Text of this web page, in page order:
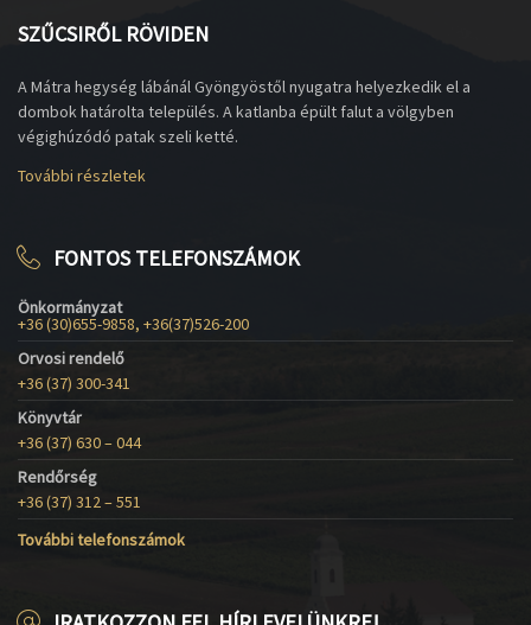
SZŰCSIRŐL RÖVIDEN
A Mátra hegység lábánál Gyöngyöstől nyugatra helyezkedik el a
dombok határolta település. A katlanba épült falut a völgyben
végighúzódó patak szeli ketté.
További részletek
FONTOS TELEFONSZÁMOK
Önkormányzat
+36 (30)655-9858, +36(37)526-200
Orvosi rendelő
+36 (37) 300-341
Könyvtár
+36 (37) 630 – 044
Rendőrség
+36 (37) 312 – 551
További telefonszámok